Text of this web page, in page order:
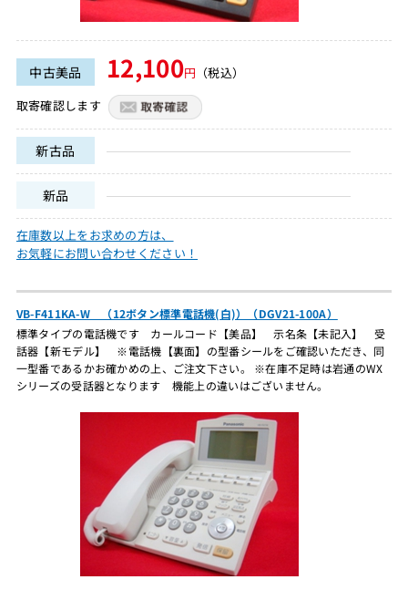
中古美品 12,100円 （税込）
取寄確認します
新古品
新品
在庫数以上をお求めの方は、
お気軽にお問い合わせください！
VB-F411KA-W （12ボタン標準電話機(白)）（DGV21-100A）
標準タイプの電話機です カールコード【美品】 示名条【未記入】 受
話器【新モデル】 ※電話機【裏面】の型番シールをご確認いただき、同
一型番であるかお確かめの上、ご注文下さい。 ※在庫不足時は岩通のWX
シリーズの受話器となります 機能上の違いはございません。